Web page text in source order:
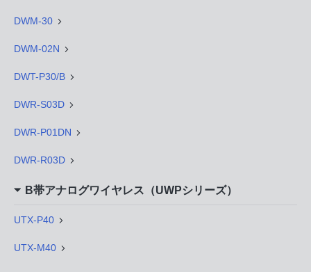
DWM-30
DWM-02N
DWT-P30/B
DWR-S03D
DWR-P01DN
DWR-R03D
B帯アナログワイヤレス（UWPシリーズ）
UTX-P40
UTX-M40